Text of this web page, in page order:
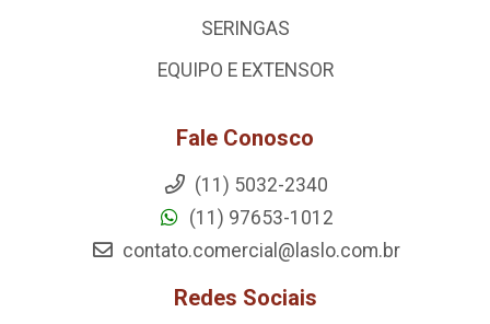
SERINGAS
EQUIPO E EXTENSOR
Fale Conosco
(11) 5032-2340
(11) 97653-1012
contato.comercial@laslo.com.br
Redes Sociais